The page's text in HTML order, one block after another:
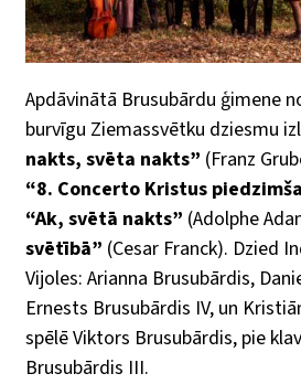
Apdāvinātā Brusubārdu ģimene
burvīgu Ziemassvētku dziesmu
nakts, svēta nakts” (Franz
“8. Concerto Kristus
“Ak, svētā nakts” (Adolphe
svētībā” (Cesar Franck). Dzied
Vijoles: Arianna Brusubārdis,
Ernests Brusubārdis IV, un
spēlē Viktors Brusubārdis, pie
Brusubārdis III.